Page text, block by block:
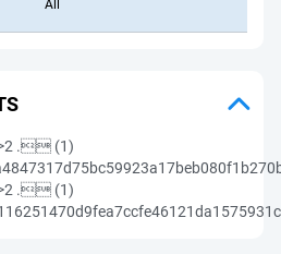
All
. (1)
. (1)